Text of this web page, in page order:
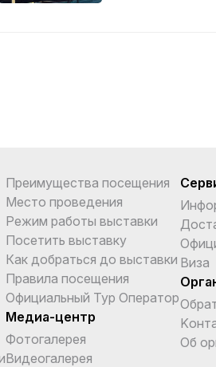
Преимущества посещения
Место проведения
Режим работы выставки
Посетить выставку
Как добраться до выставки
Правила посещения
Официальный Тур Оператор
Медиа-центр
Фотогалерея
Видеогалерея
Виза
Об